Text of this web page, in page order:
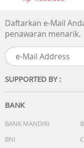
Daftarkan e-Mail
penawaran menarik.
SUPPORTED BY :
BANK
BANK MANDIRI
BNI